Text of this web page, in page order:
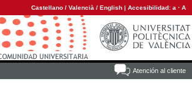
Castellano / Valencià / English | Accesibilidad: a · A
Atención al cliente